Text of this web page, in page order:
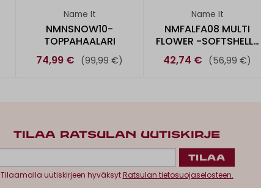
Name It
NMNSNOW10-
TOPPAHAALARI
74,99 € (99,99 €)
Name It
NMFALFA08 MULTI
FLOWER -SOFTSHELL-
HAALARI
42,74 € (56,99 €)
TILAA RATSULAN UUTISKIRJE
Tilaamalla uutiskirjeen hyväksytRatsulan tietosuojaselosteen.